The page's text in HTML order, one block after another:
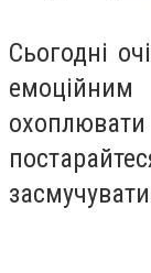
Сьогодні